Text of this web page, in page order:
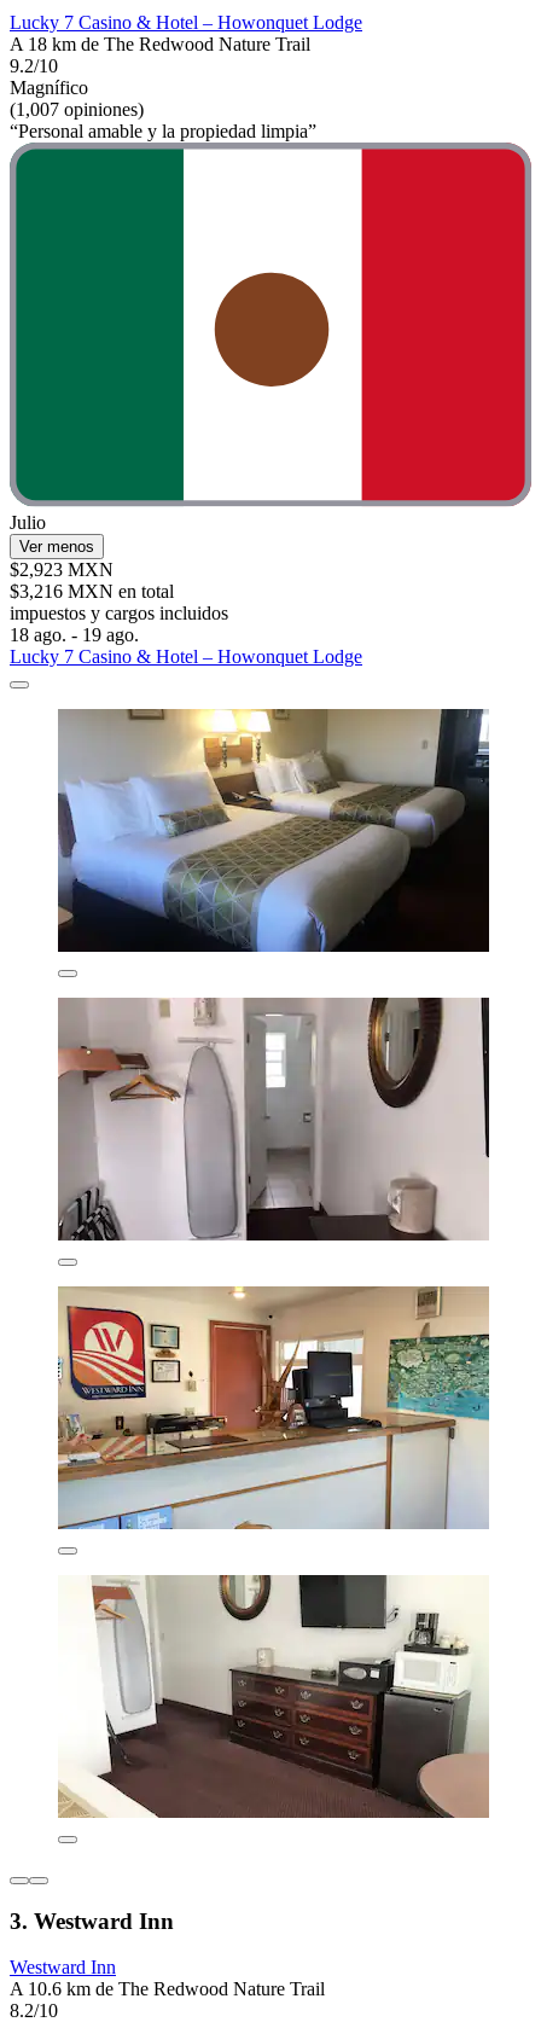
Lucky 7 Casino & Hotel – Howonquet Lodge
A 18 km de The Redwood Nature Trail
9.2/10
Magnífico
(1,007 opiniones)
“Personal amable y la propiedad limpia”
Julio
Ver menos
$2,923 MXN
$3,216 MXN en total
impuestos y cargos incluidos
18 ago. - 19 ago.
Lucky 7 Casino & Hotel – Howonquet Lodge
3. Westward Inn
Westward Inn
A 10.6 km de The Redwood Nature Trail
8.2/10